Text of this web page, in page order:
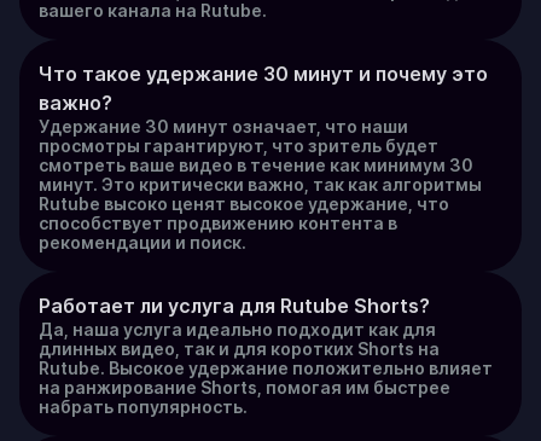
вашего канала на Rutube.
Что такое удержание 30 минут и почему это
важно?
Удержание 30 минут означает, что наши
просмотры гарантируют, что зритель будет
смотреть ваше видео в течение как минимум 30
минут. Это критически важно, так как алгоритмы
Rutube высоко ценят высокое удержание, что
способствует продвижению контента в
рекомендации и поиск.
Работает ли услуга для Rutube Shorts?
Да, наша услуга идеально подходит как для
длинных видео, так и для коротких Shorts на
Rutube. Высокое удержание положительно влияет
на ранжирование Shorts, помогая им быстрее
набрать популярность.